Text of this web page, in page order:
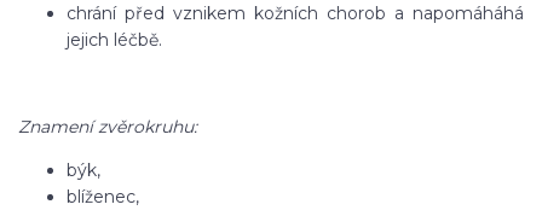
chrání před vznikem kožních chorob a napomáháhá
jejich léčbě.
Znamení zvěrokruhu:
býk,
blíženec,